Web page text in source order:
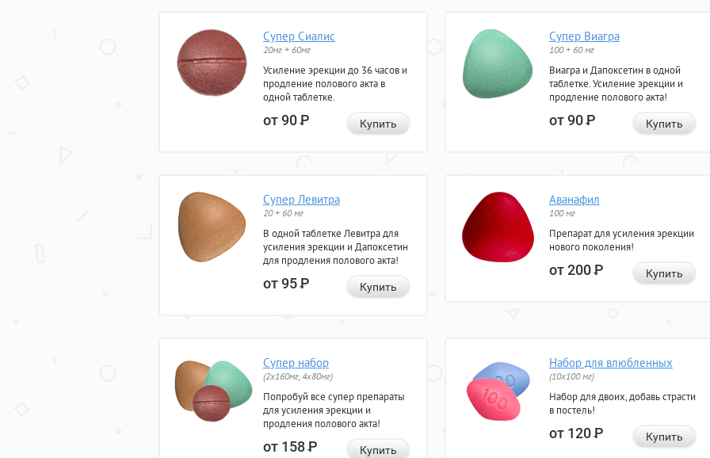
Супер Сиалис
20мг + 60мг
Усиление эрекции до 36 часов и
продление полового акта в
одной таблетке.
от 90Р Купить
Супер Виагра
100 + 60 мг
Виагра и Дапоксетин в одной
таблетке. Усиление эрекции и
продление полового акта!
от 90Р Купить
Супер Левитра
20 + 60 мг
В одной таблетке Левитра для
усиления эрекции и Дапоксетин
для продления полового акта!
от 95Р Купить
Аванафил
100 мг
Препарат для усиления эрекции
нового поколения!
от 200Р Купить
Супер набор
(2х160мг, 4х80мг)
Попробуй все супер препараты
для усиления эрекции и
продления полового акта!
от 158Р Купить
Набор для влюбленных
(10х100 мг)
Набор для двоих, добавь страсти
в постель!
от 120Р Купить